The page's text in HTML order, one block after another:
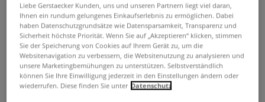
Liebe Gerstaecker Kunden, uns und unseren Partnern liegt viel daran,
Ihnen ein rundum gelungenes Einkaufserlebnis zu ermöglichen. Dabei
haben Datenschutzgrundsätze wie Datensparsamkeit, Transparenz und
Sicherheit höchste Priorität. Wenn Sie auf „Akzeptieren“ klicken, stimmen
Sie der Speicherung von Cookies auf Ihrem Gerät zu, um die
Websitenavigation zu verbessern, die Websitenutzung zu analysieren und
unsere Marketingbemühungen zu unterstützen. Selbstverständlich
können Sie Ihre Einwilligung jederzeit in den Einstellungen ändern oder
wiederrufen. Diese finden Sie unter Datenschutz